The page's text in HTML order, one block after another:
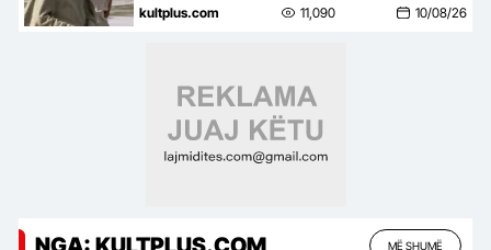
kultplus.com 11,090 10/08/26
MË SHUMË